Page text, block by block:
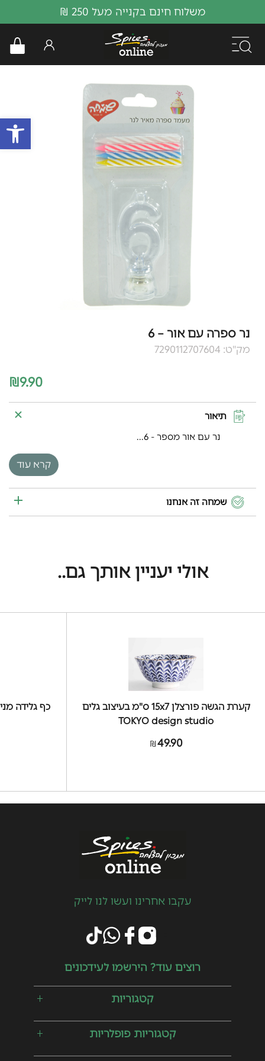
משלוח חינם בקנייה מעל 250 ₪
נר ספרה עם אור – 6
מק"ט: 7290112707604
₪9.90
תיאור
נר עם אור מספר - 6...
קרא עוד
שמחה זה אנחנו
אולי יעניין אותך גם..
קערת הגשה פורצלן 15x7 ס"מ בעיצוב גלים
TOKYO design studio
₪49.90
עקבו אחרינו ועשו לנו לייק
רוצים עוד? הירשמו לעידכונים
קטגוריות
קטגוריות פופלריות